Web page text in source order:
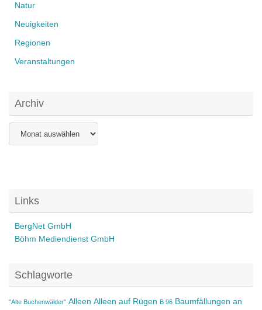
Natur
Neuigkeiten
Regionen
Veranstaltungen
Archiv
Links
BergNet GmbH
Böhm Mediendienst GmbH
Schlagworte
"Alte Buchenwälder" Alleen Alleen auf Rügen B 96 Baumfällungen an